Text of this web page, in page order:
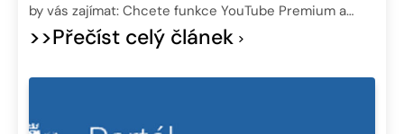
by vás zajímat: Chcete funkce YouTube Premium a…
>>Přečíst celý článek